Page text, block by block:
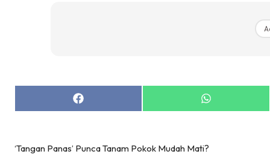
Share
on
Share
on
‘Tangan Panas’ Punca Tanam Pokok Mudah Mati?